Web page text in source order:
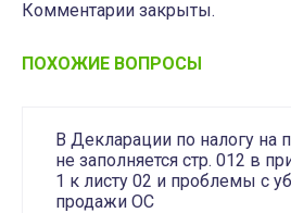
Комментарии закрыты.
ПОХОЖИЕ ВОПРОСЫ
В Декларации по налогу на
не заполняется стр. 012 в
1 к листу 02 и проблемы с
продажи ОС